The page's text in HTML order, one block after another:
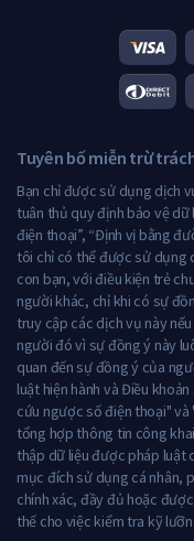
Tuyên bố miễn trừ
Bạn chỉ được sử dụng dịch
tuân thủ quy định bảo vệ dữ
điện thoại”, “Định vị bằng
tôi chỉ có thể được sử dụng
con bạn, với điều kiện trẻ
người khác, chỉ khi có sự
truy cập các dịch vụ này
người đó vì sự đồng ý này
quan đến sự đồng ý của
luật hiện hành và Điều
cứu ngược số điện thoại"
tổng hợp thông tin công
thập dữ liệu được pháp luật
mục đích sử dụng cá nhân,
chính xác, đầy đủ hoặc
thế cho việc kiểm tra kỹ